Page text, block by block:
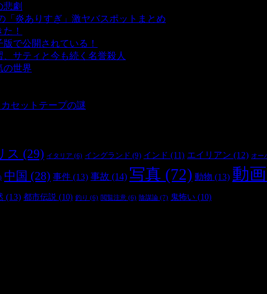
劇
「炎ありすぎ」激ヤバスポットまとめ
！
で公開されている！
サティと今も続く名誉殺人
の世界
ビュー
セットテープの謎
ス (29) イタリア (6) イングランド (9) インド (11) エイリアン (12) オー
中国 (28) 事件 (13) 事故 (14) 写真 (72) 動物 (13) 動画
(13) 都市伝説 (10) 釣り (6) 閲覧注意 (6) 陰謀論 (7) 鬼怖い (10)